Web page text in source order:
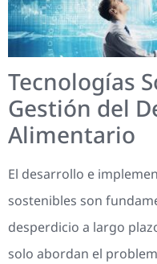
Tecnologías
Gestión del
Alimentario
El desarrollo e
sostenibles son
desperdicio a largo
solo abordan el